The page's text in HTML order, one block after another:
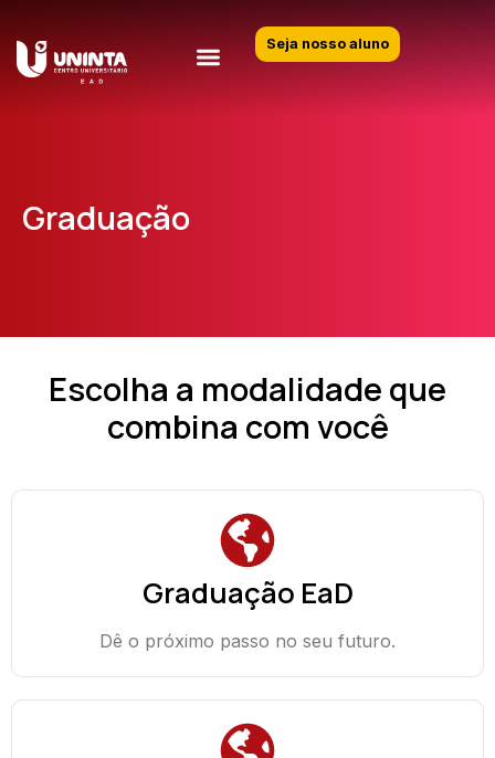
Seja nosso aluno
Graduação
Escolha a modalidade que
combina com você
Graduação EaD
Dê o próximo passo no seu futuro.